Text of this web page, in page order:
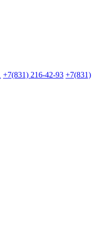
+7(831) 216-42-93 +7(831)